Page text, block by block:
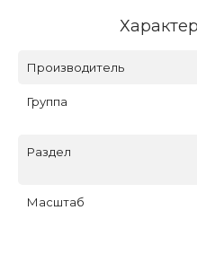
Производитель
Группа
Раздел
Масштаб